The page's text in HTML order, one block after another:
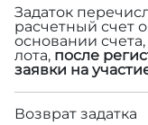
Задаток
расчетный счет
основании
лота, после
заявки на
Возврат задатка